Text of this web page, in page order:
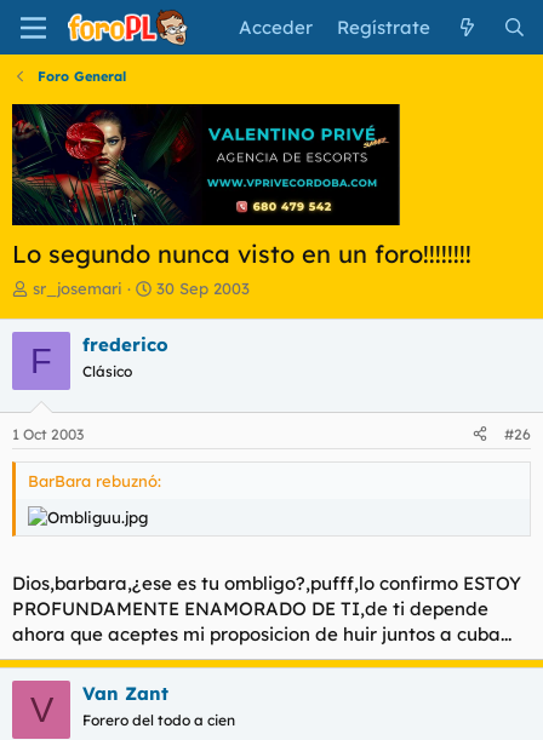
Acceder Regístrate
Foro General
Lo segundo nunca visto en un foro!!!!!!!!
I
i
c
i
a
d
o
r
d
e
l
m
a
sr_josemari
F
h
e
n
i
30 Sep 2003
F frederico
Clásico
1 Oct 2003 #26
BarBara rebuznó:
Dios,barbara,¿ese es tu ombligo?,pufff,lo confirmo ESTOY
PROFUNDAMENTE ENAMORADO DE TI,de ti depende
ahora que aceptes mi proposicion de huir juntos a cuba...
V Van Zant
Forero del todo a cien